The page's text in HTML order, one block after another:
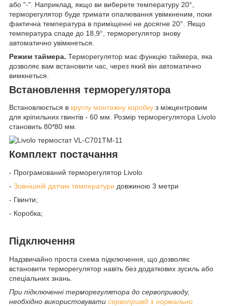
або "-". Наприклад, якщо ви виберете температуру 20°,
терморегулятор буде тримати опалювання увімкненим, поки
фактична температура в приміщенні не досягне 20°. Якщо
температура спаде до 18,9°, терморегулятор знову
автоматично увімкнеться.
Режим таймера. Терморегулятор має функцію таймера, яка
дозволяє вам встановити час, через який він автоматично
вимкнеться.
Встановлення терморегулятора
Встановлюється в круглу монтажну коробку з міжцентровим
для кріпильних гвинтів - 60 мм. Розмір терморегулятора Livolo
становить 80*80 мм.
Комплект постачання
- Програмований терморегулятор Livolo
- Зовнішній датчик температури довжиною 3 метри
- Гвинти;
- Коробка;
Підключення
Надзвичайно проста схема підключення, що дозволяє
встановити терморегулятор навіть без додаткових зусиль або
спеціальних знань.
При підключенні терморегулятора до сервоприводу,
необхідно використовувати сервопривід з нормально